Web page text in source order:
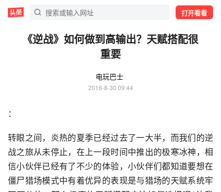
打开看看
《逆战》如何做到高输出？天赋搭配很
重要
电玩巴士
2016-8-30 09:44
：
转眼之间，炎热的夏季已经过去了一大半，而我们的逆
战之旅从未停止，在上一段时间中推出的极寒冰神，相
信小伙伴已经有了不少的体验，小伙伴们都知道要想在
僵尸猎场模式中有着优异的表现是与猎场的天赋系统牢